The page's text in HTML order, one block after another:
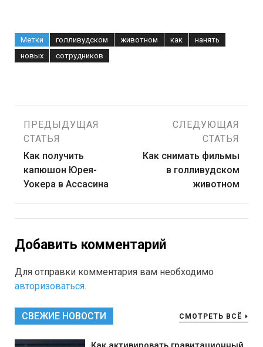
Метки голливудском животном как
нанять
новых
сотрудников
Навигация
по
записям
ПРЕДЫДУЩАЯ
СТАТЬЯ
Как получить
капюшон Юрея-
Уокера в Ассасина
СЛЕДУЮЩАЯ
СТАТЬЯ
Как снимать фильмы
в голливудском
животном
Добавить комментарий
Для отправки комментария вам необходимо
авторизоваться.
СВЕЖИЕ НОВОСТИ СМОТРЕТЬ ВСЁ